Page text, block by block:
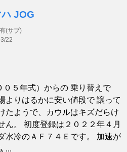
JOG
(サブ)
22
５年式）からの 乗り替えで
よりはるかに安い値段で 譲って
たようで、カウルはキズだらけ
ん。 初度登録は２０２２年４月
水冷のＡＦ７４Ｅです。 加速が
...